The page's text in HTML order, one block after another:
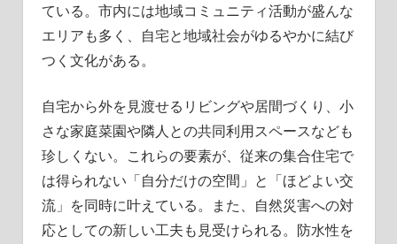
ている。市内には地域コミュニティ活動が盛んな
エリアも多く、自宅と地域社会がゆるやかに結び
つく文化がある。
自宅から外を見渡せるリビングや居間づくり、小
さな家庭菜園や隣人との共同利用スペースなども
珍しくない。これらの要素が、従来の集合住宅で
は得られない「自分だけの空間」と「ほどよい交
流」を同時に叶えている。また、自然災害への対
応としての新しい工夫も見受けられる。防水性を